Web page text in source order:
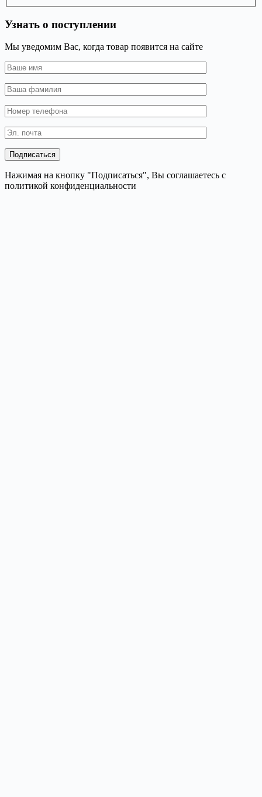
Узнать о поступлении
Мы уведомим Вас, когда товар появится на сайте
Нажимая на кнопку "Подписаться", Вы соглашаетесь с
политикой конфиденциальности